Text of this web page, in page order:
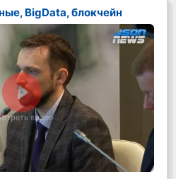
BigData, блокчейн
видео